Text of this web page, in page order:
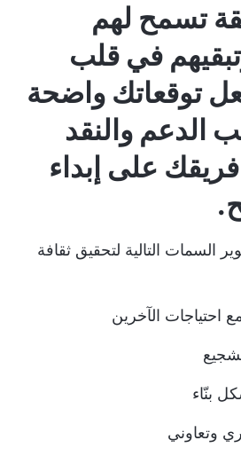
تسمح لهم
في قلب
توقعاتك واضحة
الدعم والنقد
على إبداء
السمات التالية لتحقيق ثقافة
احتياجات الآخرين
بنّاء
وتعاوني